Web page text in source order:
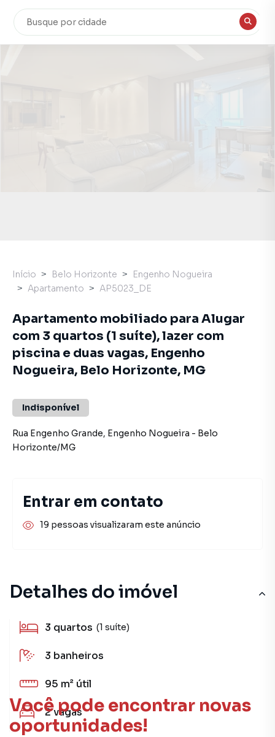
Você pode encontrar novas
oportunidades!
Detalhes do imóvel
3 quartos (1 suíte)
3 banheiros
95 m² útil
2vagas
Início Belo Horizonte
Engenho Nogueira
Apartamento
AP5023_DE
Apartamento mobiliado para Alugar
com 3 quartos (1 suíte), lazer com
piscina e duas vagas, Engenho
Nogueira, Belo Horizonte, MG
Indisponível
Rua Engenho Grande, Engenho Nogueira - Belo
Horizonte/MG
Entrar em contato
19 pessoas visualizaram este anúncio